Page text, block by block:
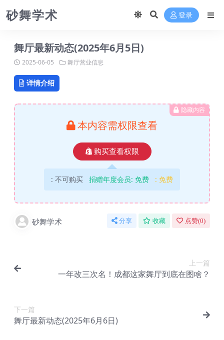
砂舞学术 登录
舞厅最新动态(2025年6月5日)
2025-06-05 舞厅营业信息
详情介绍
隐藏内容
本内容需权限查看
购买查看权限
: 不可购买 捐赠年度会员: 免费 : 免费
砂舞学术 分享 收藏 点赞(0)
上一篇
一年改三次名！成都这家舞厅到底在图啥？
下一篇
舞厅最新动态(2025年6月6日)